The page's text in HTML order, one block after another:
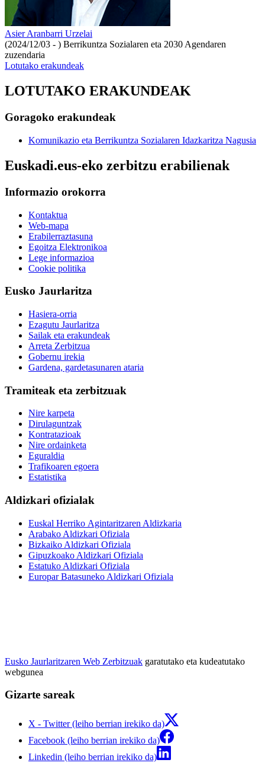
Asier Aranbarri Urzelai
(2024/12/03 - ) Berrikuntza Sozialaren eta 2030 Agendaren
zuzendaria
Lotutako erakundeak
LOTUTAKO ERAKUNDEAK
Goragoko erakundeak
Komunikazio eta Berrikuntza Sozialaren Idazkaritza Nagusia
Euskadi.eus-eko zerbitzu erabilienak
Informazio orokorra
Kontaktua
Web-mapa
Erabilerraztasuna
Egoitza Elektronikoa
Lege informazioa
Cookie politika
Eusko Jaurlaritza
Hasiera-orria
Ezagutu Jaurlaritza
Sailak eta erakundeak
Arreta Zerbitzua
Gobernu irekia
Gardena, gardetasunaren ataria
Tramiteak eta zerbitzuak
Nire karpeta
Dirulaguntzak
Kontratazioak
Nire ordainketa
Eguraldia
Trafikoaren egoera
Estatistika
Aldizkari ofizialak
Euskal Herriko Agintaritzaren Aldizkaria
Arabako Aldizkari Ofiziala
Bizkaiko Aldizkari Ofiziala
Gipuzkoako Aldizkari Ofiziala
Estatuko Aldizkari Ofiziala
Europar Batasuneko Aldizkari Ofiziala
Eusko Jaurlaritzaren Web Zerbitzuak garatutako eta kudeatutako
webgunea
Gizarte sareak
X - Twitter (leiho berrian irekiko da)
Facebook (leiho berrian irekiko da)
Linkedin (leiho berrian irekiko da)